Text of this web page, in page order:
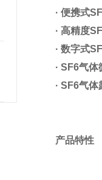
· 便携式
· 高精度
· 数字式
· SF6气
· SF6气体
产品特性